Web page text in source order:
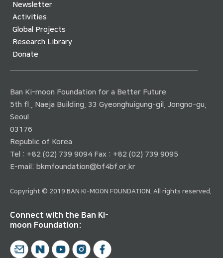
Newsletter
Activities
Global Projects
Research Library
Donate
Ban Ki-moon Foundation for a Better Future
5th fl., Naeja Building, 33 Gyeonghuigung-gil, Jongno-gu,
Seoul
03176
Republic of Korea
Tel : +82 (02) 739 9094 Fax : +82 (02) 739 9095
E-mail: bkmfoundation@bf4bf.or.kr
Copyright © 2019 BAN KI-MOON FOUNDATION. All rights reserved.
Connect with the Ban Ki-
moon Foundation: